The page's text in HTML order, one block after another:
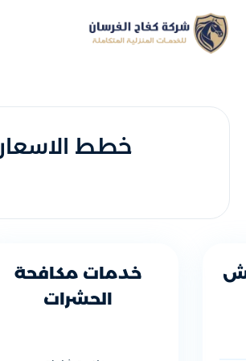
خطط الاسعار
خدمات مكافحة
الحشرات